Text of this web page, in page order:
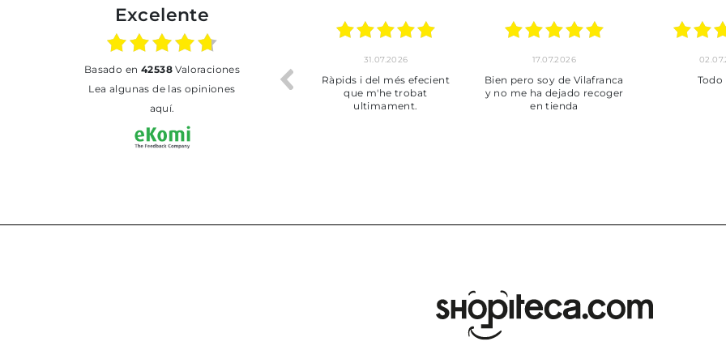
Excelente
basado en 42538Valoraciones
Lea algunas de las opiniones
aquí.
30.06.2026
Tot perfecte
24.06.2026
***